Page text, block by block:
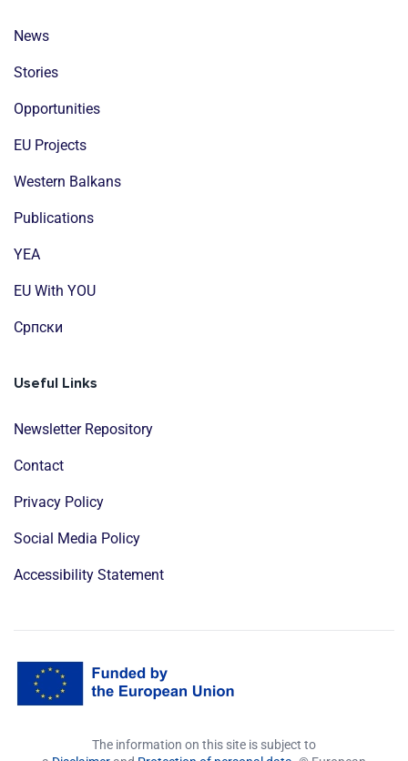
News
Stories
Opportunities
EU Projects
Western Balkans
Publications
YEA
EU With YOU
Cрпски
Useful Links
Newsletter Repository
Contact
Privacy Policy
Social Media Policy
Accessibility Statement
The information on this site is subject to